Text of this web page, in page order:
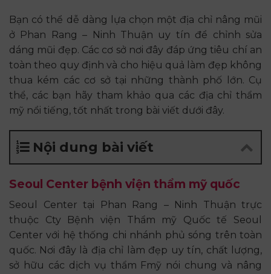
Bạn có thể dễ dàng lựa chọn một địa chỉ nâng mũi
ở Phan Rang – Ninh Thuận uy tín để chỉnh sửa
dáng mũi đẹp. Các cơ sở nơi đây đáp ứng tiêu chí an
toàn theo quy định và cho hiệu quả làm đẹp không
thua kém các cơ sở tại những thành phố lớn. Cụ
thể, các bạn hãy tham khảo qua các địa chỉ thẩm
mỹ nổi tiếng, tốt nhất trong bài viết dưới đây.
Nội dung bài viết
Seoul Center bệnh viện thẩm mỹ quốc
Seoul Center tại Phan Rang – Ninh Thuận trực
thuộc Cty Bệnh viện Thẩm mỹ Quốc tế Seoul
Center với hệ thống chi nhánh phủ sóng trên toàn
quốc. Nơi đây là địa chỉ làm đẹp uy tín, chất lượng,
sở hữu các dịch vụ thẩm Fmỹ nói chung và nâng